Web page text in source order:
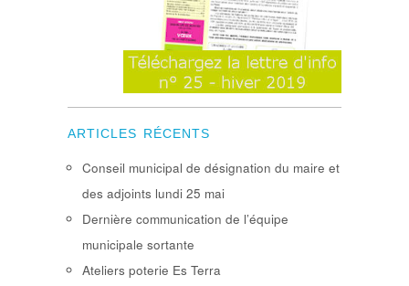
ARTICLES RÉCENTS
Conseil municipal de désignation du maire et
des adjoints lundi 25 mai
Dernière communication de l’équipe
municipale sortante
Ateliers poterie Es Terra